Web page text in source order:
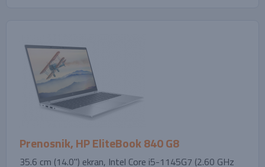
Prenosnik, HP EliteBook 840 G8
35.6 cm (14.0'') ekran, Intel Core i5-1145G7 (2.60 GHz